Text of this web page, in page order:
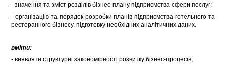
- значення та зміст розділів бізнес-плану підприємства сфери послуг;
- організацію та порядок розробки планів підприємства готельного та
ресторанного бізнесу, підготовку необхідних аналітичних даних.
вміти:
- виявляти структурні закономірності розвитку бізнес-процесів;